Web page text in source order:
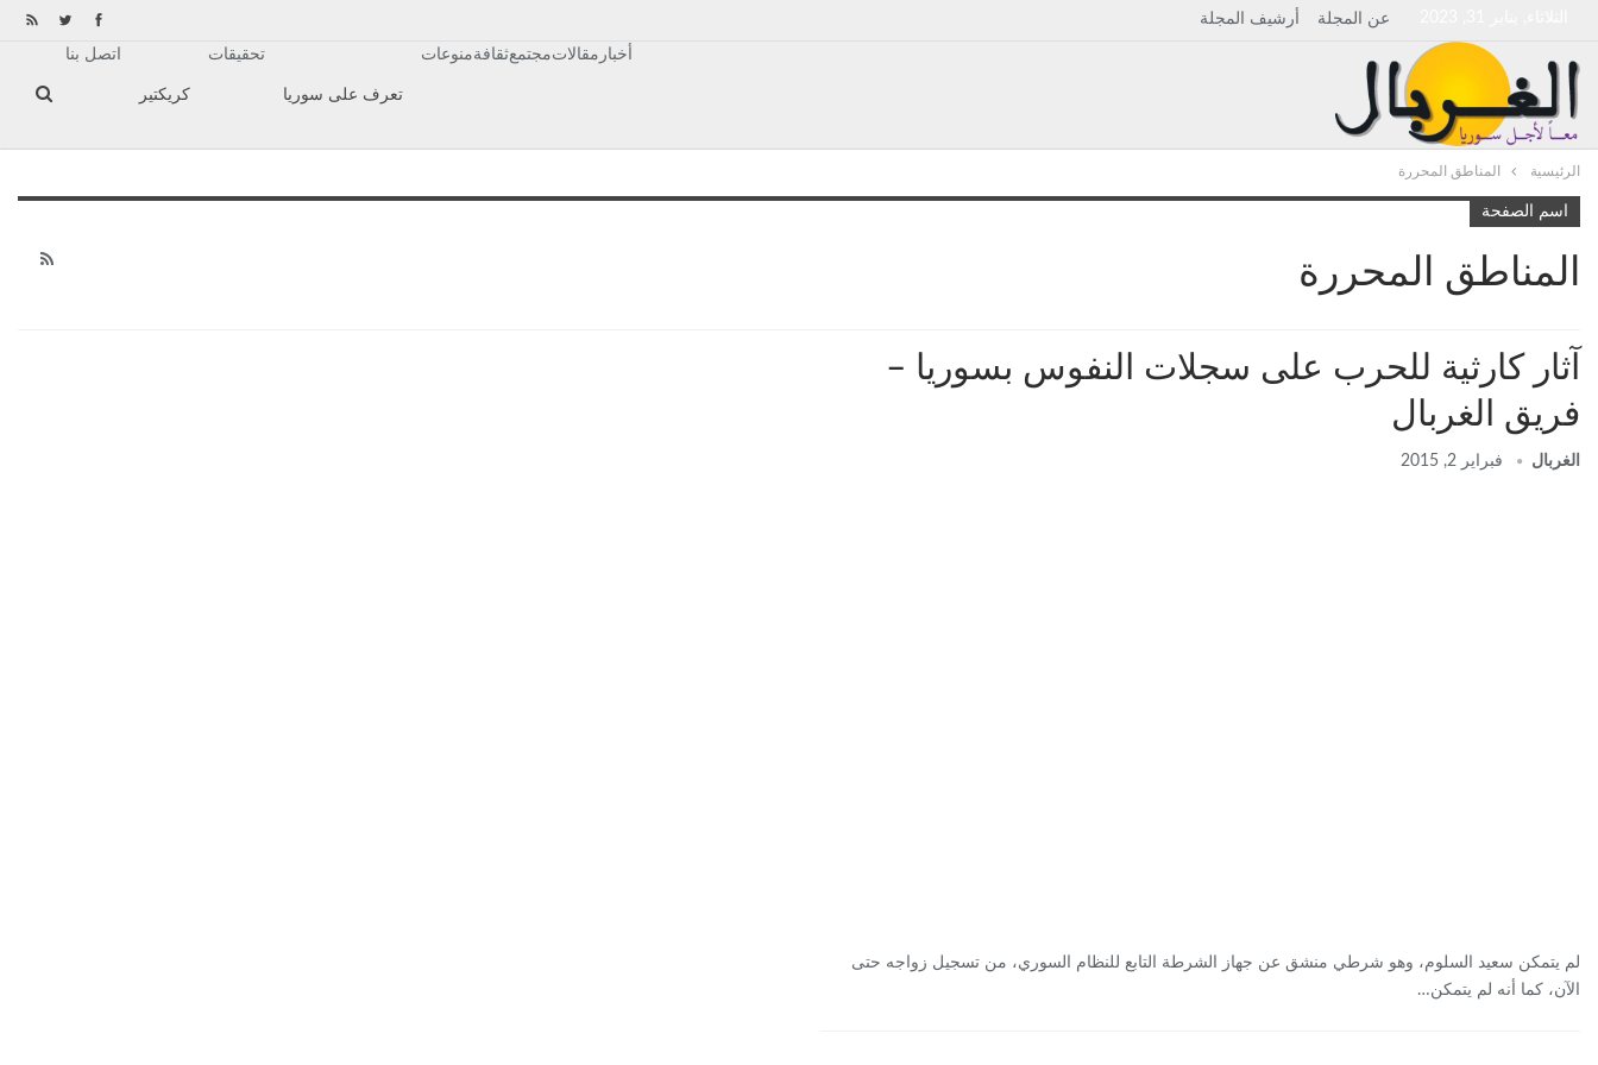
عن المجلة أرشيف المجلة
أخبار مقالاتمجتمعثقافةمنوعات
تعرف على سوريا
تحقيقات
كريكتير
اتصل بنا
الرئيسية المناطق المحررة
اسم الصفحة
المناطق المحررة
آثار كارثية للحرب على سجلات النفوس بسوريا –
فريق الغربال
الغربال فبراير 2, 2015
لم يتمكن سعيد السلوم، وهو شرطي منشق عن جهاز الشرطة التابع للنظام السوري، من تسجيل زواجه حتى
الآن، كما أنه لم يتمكن…